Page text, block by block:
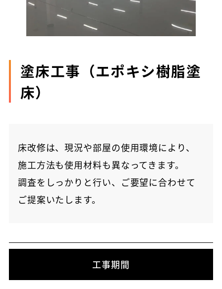
塗床工事（エポキシ樹脂塗
床）
床改修は、現況や部屋の使用環境により、
施工方法も使用材料も異なってきます。
調査をしっかりと行い、ご要望に合わせて
ご提案いたします。
工事期間